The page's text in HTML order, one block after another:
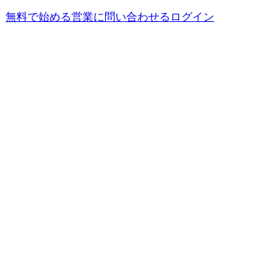
無料で始める営業に問い合わせる ログイン